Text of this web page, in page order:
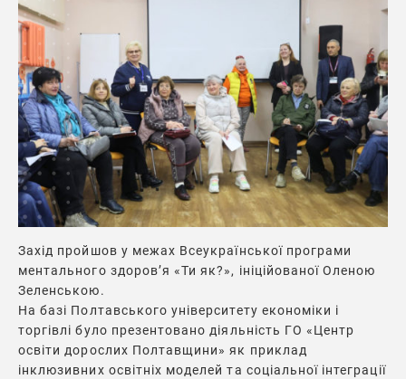
Захід пройшов у межах Всеукраїнської програми
ментального здоров’я «Ти як?», ініційованої Оленою
Зеленською.
На базі Полтавського університету економіки і
торгівлі було презентовано діяльність ГО «Центр
освіти дорослих Полтавщини» як приклад
інклюзивних освітніх моделей та соціальної інтеграції